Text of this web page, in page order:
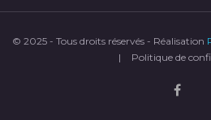
© 2025 - Tous droits réservés - Réalisation
|
Politique de